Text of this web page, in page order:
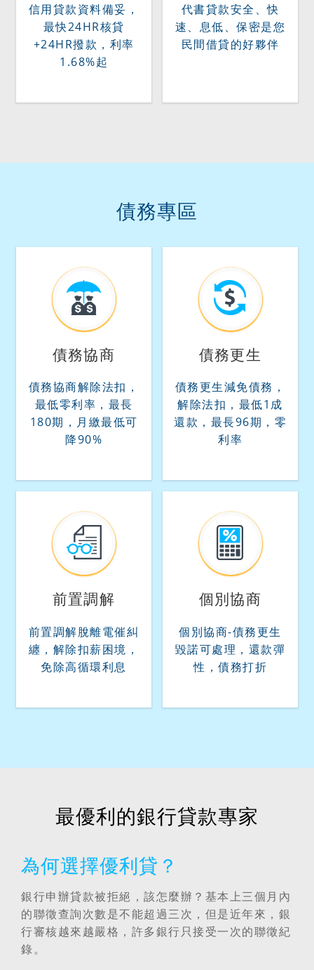
信用貸款資料備妥，
最快24HR核貸
+24HR撥款，利率
1.68%起
代書貸款安全、快
速、息低、保密是您
民間借貸的好夥伴
債務專區
債務協商
債務協商解除法扣，
最低零利率，最長
180期，月繳最低可
降90%
債務更生
債務更生減免債務，
解除法扣，最低1成
還款，最長96期，零
利率
前置調解
前置調解脫離電催糾
纏，解除扣薪困境，
免除高循環利息
個別協商
個別協商-債務更生
毀諾可處理，還款彈
性，債務打折
最優利的銀行貸款專家
為何選擇優利貸？
銀行申辦貸款被拒絕，該怎麼辦？基本上三個月內
的聯徵查詢次數是不能超過三次，但是近年來，銀
行審核越來越嚴格，許多銀行只接受一次的聯徵紀
錄。